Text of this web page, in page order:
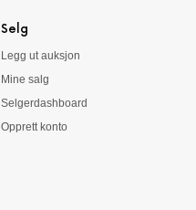
Selg
Legg ut auksjon
Mine salg
Selgerdashboard
Opprett konto